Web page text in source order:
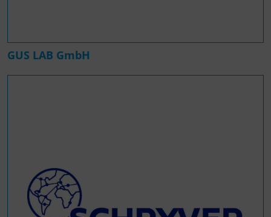
GUS LAB GmbH